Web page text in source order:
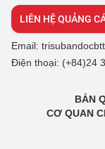
LIÊN HỆ QUẢNG
Email:
Điện thoại: (+84)24
BẢN
CƠ QUAN